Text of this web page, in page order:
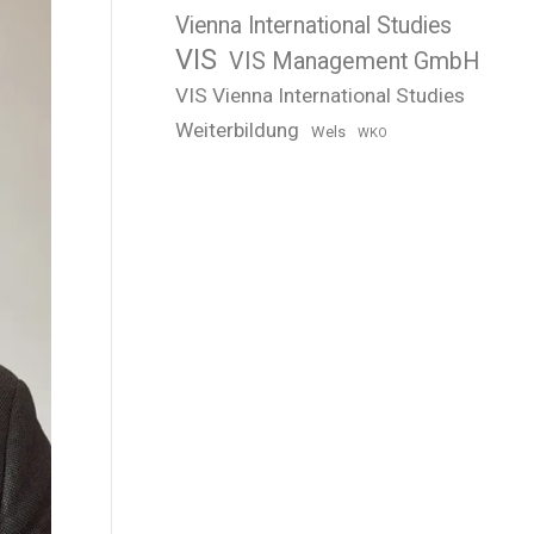
Vienna International Studies
VIS VIS Management GmbH
VIS Vienna International Studies
Weiterbildung
Wels WKO